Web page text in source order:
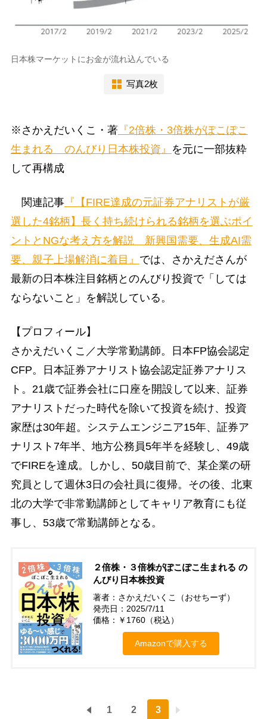
日本株マーケットにお金が流れ込んでいる
写真2枚
※さかえだいくこ・著『2倍株・3倍株がぽこぽこ
生まれる のんびり日本株投資』
を元に一部抜粋
して再構成
関連記事『【FIRE達成の元証券アナリストが厳
選した4銘柄】長く持ち続けられる銘柄を選ぶポイ
ントとNGな考え方を解説 新興国需要、生成AI需
要、親子上場解消に着目』 では、さかえださんが
最新の日本株注目銘柄とのんびり投資で「しては
ならないこと」を解説している。
【プロフィール】
さかえだいくこ／大学常勤講師。日本FP協会認定
CFP。日本証券アナリスト協会認定証券アナリス
ト。21歳で証券会社に口座を開設して以来、証券
アナリストだった時代を除いて投資を続け、投資
家歴は30年超。システムエンジニア15年、証券ア
ナリスト7年半、地方公務員5年半を経験し、49歳
でFIREを達成。しかし、50歳目前で、某企業の研
究員として週休3日の会社員に復帰。その後、北東
北の大学で非常勤講師としてキャリア教育にも従
事し、53歳で常勤講師となる。
２倍株・３倍株がぽこぽこ生まれる の
んびり日本株投資
著者：さかえだいくこ（おせちーず）
発売日：2025/7/11
価格：￥1760（税込）
Amazonで購入する
1 2 3